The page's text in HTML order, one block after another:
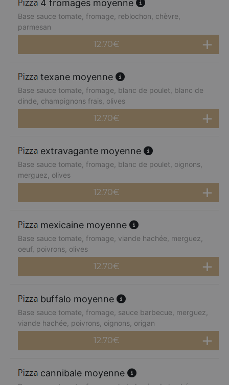
4 fromages moyenne
Base sauce tomate, fromage, reblochon, chèvre,
parmesan
12.70€
texane moyenne
Base sauce tomate, fromage, blanc de poulet, blanc de
dinde, champignons frais, olives
12.70€
extravagante moyenne
Base sauce tomate, fromage, blanc de poulet, oignons,
merguez, olives
12.70€
mexicaine moyenne
Base sauce tomate, fromage, viande hachée, merguez,
oeuf, poivrons, olives
12.70€
buffalo moyenne
Base sauce tomate, fromage, sauce barbecue, merguez,
viande hachée, poivrons, oignons, origan
12.70€
cannibale moyenne